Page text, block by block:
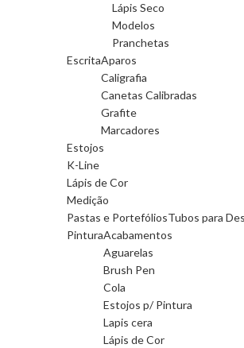
Lápis Seco
Modelos
Pranchetas
EscritaAparos
Caligrafia
Canetas Calibradas
Grafite
Marcadores
Estojos
K-Line
Lápis de Cor
Medição
Pastas e PortefóliosTubos para
PinturaAcabamentos
Aguarelas
Brush Pen
Cola
Estojos p/ Pintura
Lapis cera
Lápis de Cor